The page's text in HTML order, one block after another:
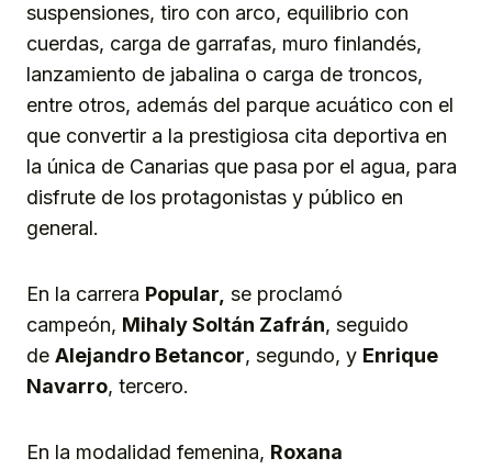
suspensiones, tiro con arco, equilibrio con
cuerdas, carga de garrafas, muro finlandés,
lanzamiento de jabalina o carga de troncos,
entre otros, además del parque acuático con el
que convertir a la prestigiosa cita deportiva en
la única de Canarias que pasa por el agua, para
disfrute de los protagonistas y público en
general.
En la carrera Popular, se proclamó
campeón, Mihaly Soltán Zafrán, seguido
de Alejandro Betancor, segundo, y Enrique
Navarro, tercero.
En la modalidad femenina, Roxana